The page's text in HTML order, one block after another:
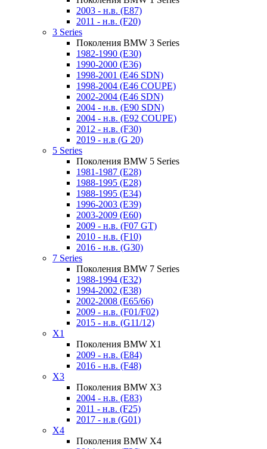
2003 - н.в. (E87)
2011 - н.в. (F20)
3 Series
Поколения BMW 3 Series
1982-1990 (E30)
1990-2000 (E36)
1998-2001 (E46 SDN)
1998-2004 (E46 COUPE)
2002-2004 (E46 SDN)
2004 - н.в. (E90 SDN)
2004 - н.в. (E92 COUPE)
2012 - н.в. (F30)
2019 - н.в (G 20)
5 Series
Поколения BMW 5 Series
1981-1987 (E28)
1988-1995 (E28)
1988-1995 (E34)
1996-2003 (E39)
2003-2009 (E60)
2009 - н.в. (F07 GT)
2010 - н.в. (F10)
2016 - н.в. (G30)
7 Series
Поколения BMW 7 Series
1988-1994 (E32)
1994-2002 (E38)
2002-2008 (E65/66)
2009 - н.в. (F01/F02)
2015 - н.в. (G11/12)
X1
Поколения BMW X1
2009 - н.в. (E84)
2016 - н.в. (F48)
X3
Поколения BMW X3
2004 - н.в. (E83)
2011 - н.в. (F25)
2017 - н.в (G01)
X4
Поколения BMW X4